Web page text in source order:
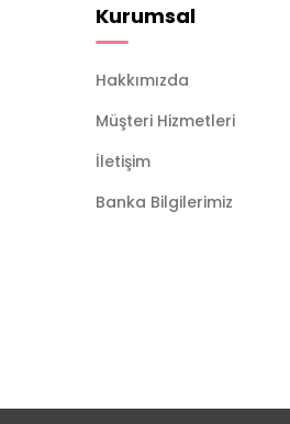
Kurumsal
Hakkımızda
Müşteri Hizmetleri
İletişim
Banka Bilgilerimiz